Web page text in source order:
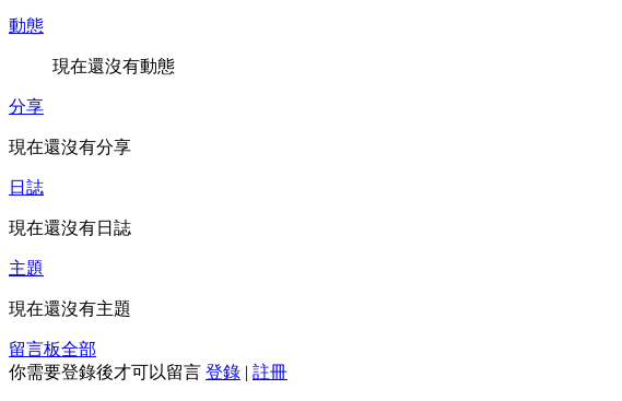
動態
現在還沒有動態
分享
現在還沒有分享
日誌
現在還沒有日誌
主題
現在還沒有主題
留言板全部
你需要登錄後才可以留言 登錄 | 註冊